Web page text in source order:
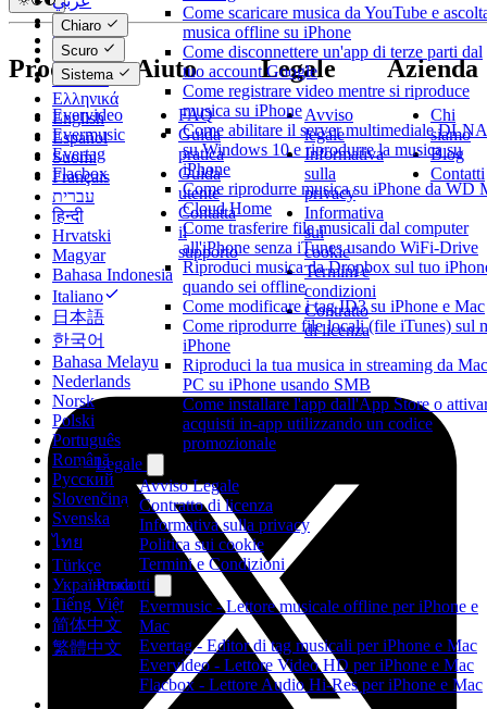
Come scaricare musica da YouTube e
musica offline su iPhone
Come disconnettere un'app di terze parti dal
tuo account Google
Come registrare video mentre si riproduce
musica su iPhone
Come abilitare il server multimediale DLNA
su Windows 10 e riprodurre la musica su
iPhone
Come riprodurre musica su iPhone da WD
Cloud Home
Come trasferire file musicali dal computer
all'iPhone senza iTunes usando WiFi-Drive
Riproduci musica da Dropbox sul tuo
quando sei offline
Come modificare i tag ID3 su iPhone e Mac
Come riprodurre file locali (file iTunes) sul
iPhone
Riproduci la tua musica in streaming da
PC su iPhone usando SMB
Come installare l'app dall'App Store o
acquisti in-app utilizzando un codice
promozionale
Legale
Avviso Legale
Contratto di licenza
Informativa sulla privacy
Politica sui cookie
Termini e Condizioni
Prodotti
Evermusic - Lettore musicale offline per iPhone e
Mac
Evertag - Editor di tag musicali per iPhone e Mac
Evervideo - Lettore Video HD per iPhone e Mac
Flacbox - Lettore Audio Hi-Res per iPhone e Mac
Català
Čeština
Dansk
Deutsch
Ελληνικά
English
Español
Suomi
Français
עברית
हिन्दी
Hrvatski
Magyar
Bahasa Indonesia
Italiano
日本語
한국어
Bahasa Melayu
Nederlands
Norsk
Polski
Português
Română
Русский
Slovenčina
Svenska
ไทย
Türkçe
Українська
Tiếng Việt
简体中文
繁體中文
Chiaro
Scuro
Sistema
Prodotti
Evervideo
Evermusic
Evertag
Flacbox
Aiuto
FAQ
Guida
pratica
Guida
utente
Contatta
il
supporto
Legale
Avviso
legale
Informativa
sulla
privacy
Informativa
sui
cookie
Termini e
condizioni
Contratto
di licenza
Azienda
Chi
siamo
Blog
Contatti